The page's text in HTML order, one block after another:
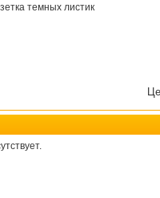
темных листик